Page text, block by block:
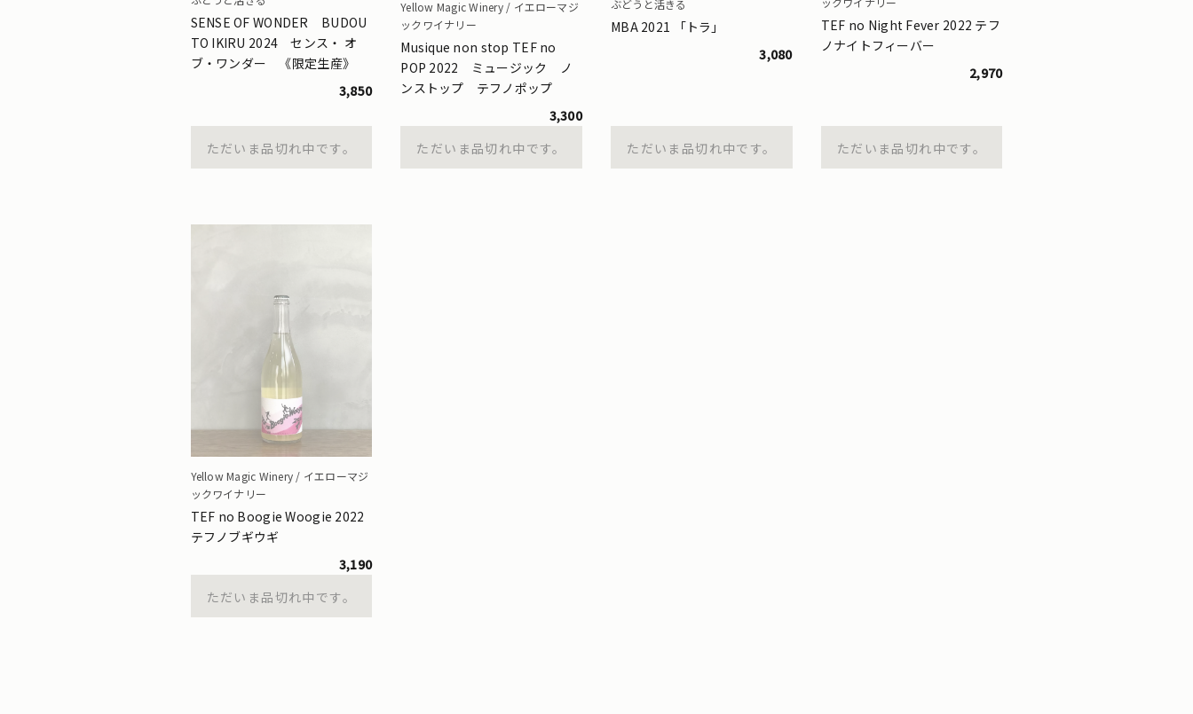
SENSE OF WONDER BUDOU
TO IKIRU 2024 センス・ オ
ブ・ワンダー 《限定生産》
3,850
ただいま品切れ中です。
Yellow Magic Winery / イエローマジ
ックワイナリー
Musique non stop TEF no
POP 2022 ミュージック ノ
ンストップ テフノポップ
3,300
ただいま品切れ中です。
ぶどうと活きる
MBA 2021 「トラ」
3,080
ただいま品切れ中です。
TEF no Night Fever 2022 テフ
ノナイトフィーバー
2,970
ただいま品切れ中です。
Yellow Magic Winery / イエローマジ
ックワイナリー
TEF no Boogie Woogie 2022
テフノブギウギ
3,190
ただいま品切れ中です。